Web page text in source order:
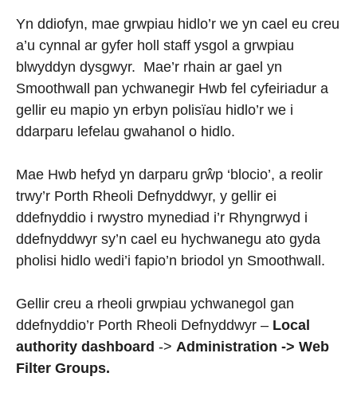
Yn ddiofyn, mae grwpiau hidlo’r we yn cael eu creu
a’u cynnal ar gyfer holl staff ysgol a grwpiau
blwyddyn dysgwyr. Mae’r rhain ar gael yn
Smoothwall pan ychwanegir Hwb fel cyfeiriadur a
gellir eu mapio yn erbyn polisïau hidlo’r we i
ddarparu lefelau gwahanol o hidlo.
Mae Hwb hefyd yn darparu grŵp ‘blocio’, a reolir
trwy’r Porth Rheoli Defnyddwyr, y gellir ei
ddefnyddio i rwystro mynediad i’r Rhyngrwyd i
ddefnyddwyr sy’n cael eu hychwanegu ato gyda
pholisi hidlo wedi’i fapio’n briodol yn Smoothwall.
Gellir creu a rheoli grwpiau ychwanegol gan
ddefnyddio’r Porth Rheoli Defnyddwyr – Local
authority dashboard -> Administration -> Web
Filter Groups.